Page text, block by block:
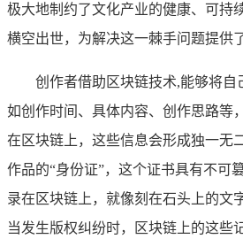
极大地制约了文化产业的健康、可持
横空出世，为解决这一棘手问题提供
创作者借助区块链技术,能够将自
如创作时间、具体内容、创作思路等
在区块链上，这些信息会形成独一无
作品的“身份证”，这个证书具有不可
录在区块链上，就像刻在石头上的文
当发生版权纠纷时，区块链上的这些